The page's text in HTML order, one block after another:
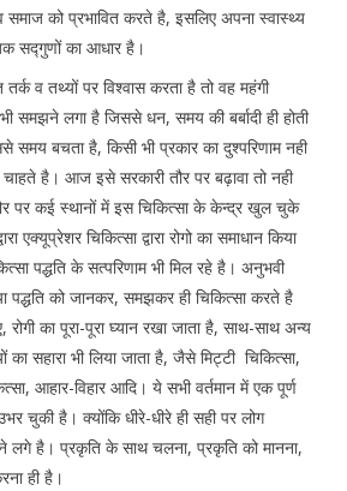
समाज को प्रभावित करते है, इसलिए अपना स्वास्थ्य
सद्गुणों का आधार है।
व तथ्यों पर विश्वास करता है तो वह महंगी
समझने लगा है जिससे धन, समय की बर्बादी ही होती
समय बचता है, किसी भी प्रकार का दुश्परिणाम नही
है। आज इसे सरकारी तौर पर बढ़ावा तो नही
पर कई स्थानों में इस चिकित्सा के केन्द्र खुल चुके
एक्यूप्रेशर चिकित्सा द्वारा रोगो का समाधान किया
पद्धति के सत्परिणाम भी मिल रहे है। अनुभवी
पद्धति को जानकर, समझकर ही चिकित्सा करते है
का पूरा-पूरा घ्यान रखा जाता है, साथ-साथ अन्य
का सहारा भी लिया जाता है, जैसे मिट्टी चिकित्सा,
आहार-विहार आदि। ये सभी वर्तमान में एक पूर्ण
चुकी है। क्योंकि धीरे-धीरे ही सही पर लोग
लगे है। प्रकृति के साथ चलना, प्रकृति को मानना,
ही है।